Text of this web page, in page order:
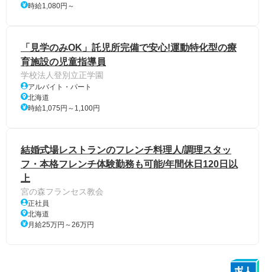
時給1,080円～
「見学のみOK」託児所完備で安心!運動特化型の療
育施設の児童指導員
学校法人登別立正学園
アルバイト・パート
北海道
時給1,075円～1,100円
結婚式場レストランのフレンチ料理人/調理スタッ
フ・本格フレンチ体験勤務も可能/年間休日120日以
上
宮の森フランセス教会
正社員
北海道
月給25万円～26万円